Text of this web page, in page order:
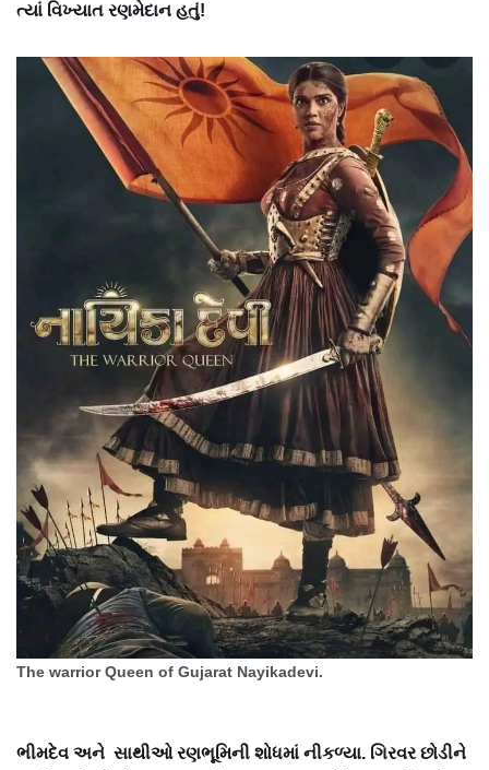
ત્યાં વિખ્યાત રણમેદાન હતું!
The warrior Queen of Gujarat Nayikadevi.
ભીમદેવ અને સાથીઓ રણભૂમિની શોધમાં નીકળ્યા. ગિરવર છોડીને